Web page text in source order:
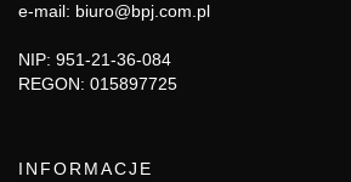
e-mail: biuro@bpj.com.pl
NIP: 951-21-36-084
REGON: 015897725
INFORMACJE